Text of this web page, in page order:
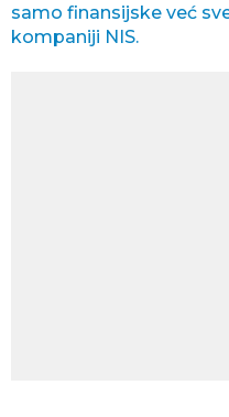
samo finansijske već
kompaniji NIS.